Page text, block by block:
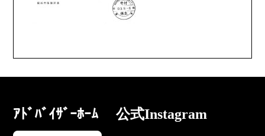
ｱﾄﾞﾊﾞｲｻﾞｰﾎｰﾑ 公式Instagram